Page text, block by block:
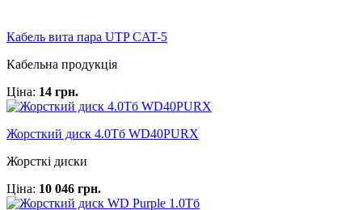
Кабель вита пара UTP CAT-5
Кабельна продукція
Ціна: 14 грн.
Жорсткий диск 4.0Тб WD40PURX
Жорсткі диски
Ціна: 10 046 грн.